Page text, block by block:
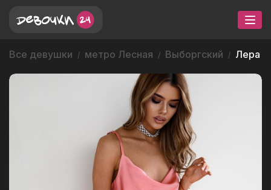
Все девушки метро Лесная Выборгский Лера